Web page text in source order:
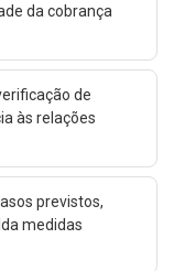
da cobrança
de
às relações
previstos,
medidas